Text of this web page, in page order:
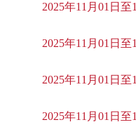
2025年11月01日
2025年11月01日
2025年11月01日
2025年11月01日